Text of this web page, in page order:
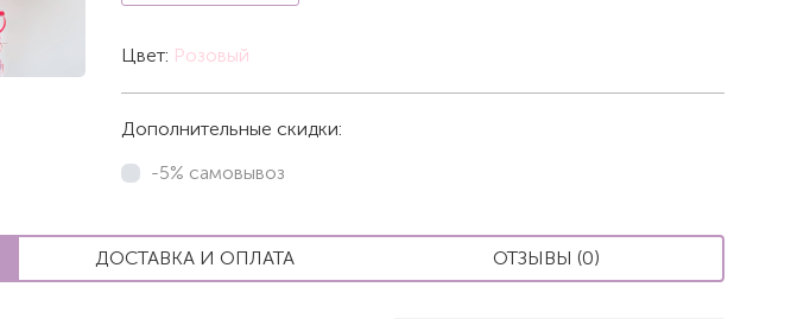
Цвет: Розовый
Дополнительные скидки:
-5% самовывоз
ДОСТАВКА И ОПЛАТА ОТЗЫВЫ (0)